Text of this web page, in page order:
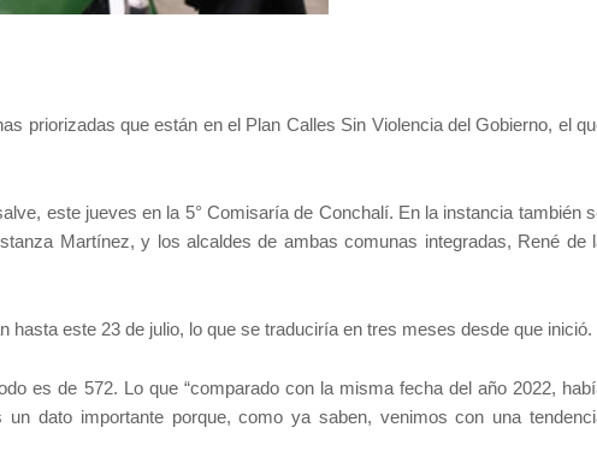
priorizadas que están en el Plan Calles Sin Violencia del Gobierno, el
este jueves en la 5° Comisaría de Conchalí. En la instancia también
Martínez, y los alcaldes de ambas comunas integradas, René de
hasta este 23 de julio, lo que se traduciría en tres meses desde que inició.
es de 572. Lo que “comparado con la misma fecha del año 2022,
un dato importante porque, como ya saben, venimos con una